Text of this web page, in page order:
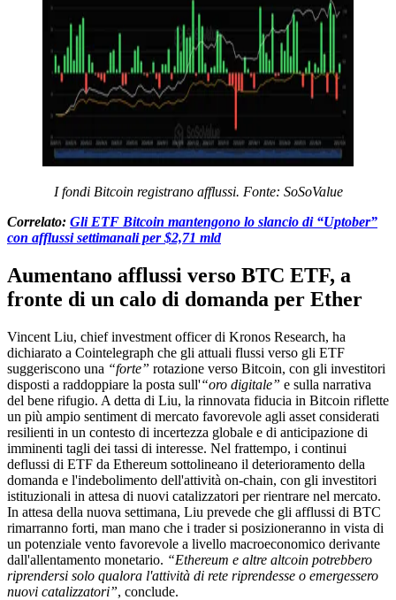
I fondi Bitcoin registrano afflussi. Fonte: SoSoValue
Correlato: Gli ETF Bitcoin mantengono lo slancio di “Uptober”
con afflussi settimanali per $2,71 mld
Aumentano afflussi verso BTC ETF, a
fronte di un calo di domanda per Ether
Vincent Liu, chief investment officer di Kronos Research, ha
dichiarato a Cointelegraph che gli attuali flussi verso gli ETF
suggeriscono una “forte” rotazione verso Bitcoin, con gli investitori
disposti a raddoppiare la posta sull'“oro digitale” e sulla narrativa
del bene rifugio. A detta di Liu, la rinnovata fiducia in Bitcoin riflette
un più ampio sentiment di mercato favorevole agli asset considerati
resilienti in un contesto di incertezza globale e di anticipazione di
imminenti tagli dei tassi di interesse. Nel frattempo, i continui
deflussi di ETF da Ethereum sottolineano il deterioramento della
domanda e l'indebolimento dell'attività on-chain, con gli investitori
istituzionali in attesa di nuovi catalizzatori per rientrare nel mercato.
In attesa della nuova settimana, Liu prevede che gli afflussi di BTC
rimarranno forti, man mano che i trader si posizioneranno in vista di
un potenziale vento favorevole a livello macroeconomico derivante
dall'allentamento monetario. “Ethereum e altre altcoin potrebbero
riprendersi solo qualora l'attività di rete riprendesse o emergessero
nuovi catalizzatori”, conclude.